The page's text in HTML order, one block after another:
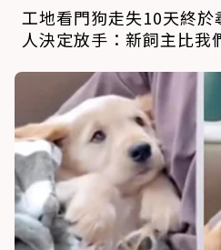
工地看門狗走失10天終於
人決定放手：新飼主比我